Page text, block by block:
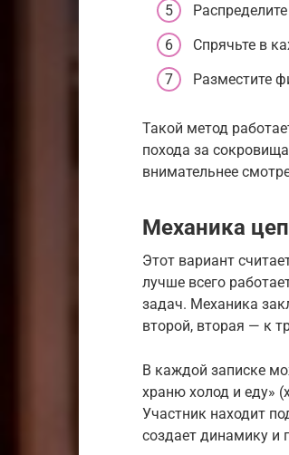
Спрячьте в
Разместите
Такой метод
похода за
внимательнее
Механика
Этот вариант
лучше всего
задач. Механика
второй, вторая — к
В каждой записке
храню холод и еду»
Участник находит
создает динамику и